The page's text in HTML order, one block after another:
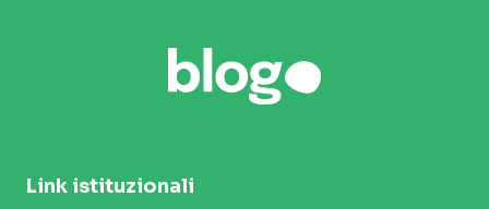
Link istituzionali